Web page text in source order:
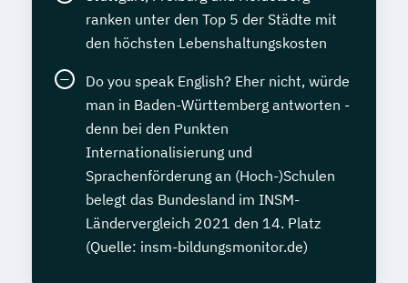
ranken unter den Top 5 der Städte mit
den höchsten Lebenshaltungskosten
Do you speak English? Eher nicht, würde
man in Baden-Württemberg antworten -
denn bei den Punkten
Internationalisierung und
Sprachenförderung an (Hoch-)Schulen
belegt das Bundesland im INSM-
Ländervergleich 2021 den 14. Platz
(Quelle: insm-bildungsmonitor.de)